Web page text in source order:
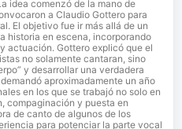
idea comenzó de la mano de
a Claudio Gottero para
El objetivo fue ir más allá de un
historia en escena, incorporando
actuación. Gottero explicó que el
no solamente cantaran, sino
y desarrollar una verdadera
aproximadamente un año
en los que se trabajó no solo en
compaginación y puesta en
de canto de algunos de los
para potenciar la parte vocal